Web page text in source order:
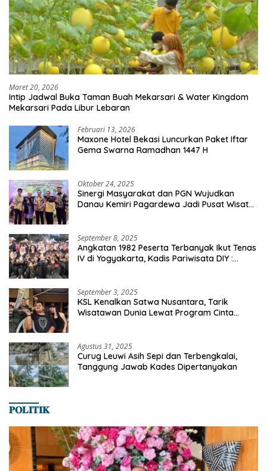
Maret 20, 2026
Intip Jadwal Buka Taman Buah Mekarsari & Water Kingdom
Mekarsari Pada Libur Lebaran
Februari 13, 2026
Maxone Hotel Bekasi Luncurkan Paket Iftar
Gema Swarna Ramadhan 1447 H
Oktober 24, 2025
Sinergi Masyarakat dan PGN Wujudkan
Danau Kemiri Pagardewa Jadi Pusat Wisata
September 8, 2025
Angkatan 1982 Peserta Terbanyak Ikut Tenas
IV di Yogyakarta, Kadis Pariwisata DIY :
September 3, 2025
KSL Kenalkan Satwa Nusantara, Tarik
Wisatawan Dunia Lewat Program Cinta
Agustus 31, 2025
Curug Leuwi Asih Sepi dan Terbengkalai,
Tanggung Jawab Kades Dipertanyakan
𝐏𝐎𝐋𝐈𝐓𝐈𝐊